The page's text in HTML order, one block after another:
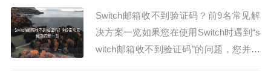
控，让企业邮...
Switch邮箱收不到验证码？前9名常见解
决方案一览如果您在使用Switch时遇到“s
witch邮箱收不到验证码”的问题，您并不